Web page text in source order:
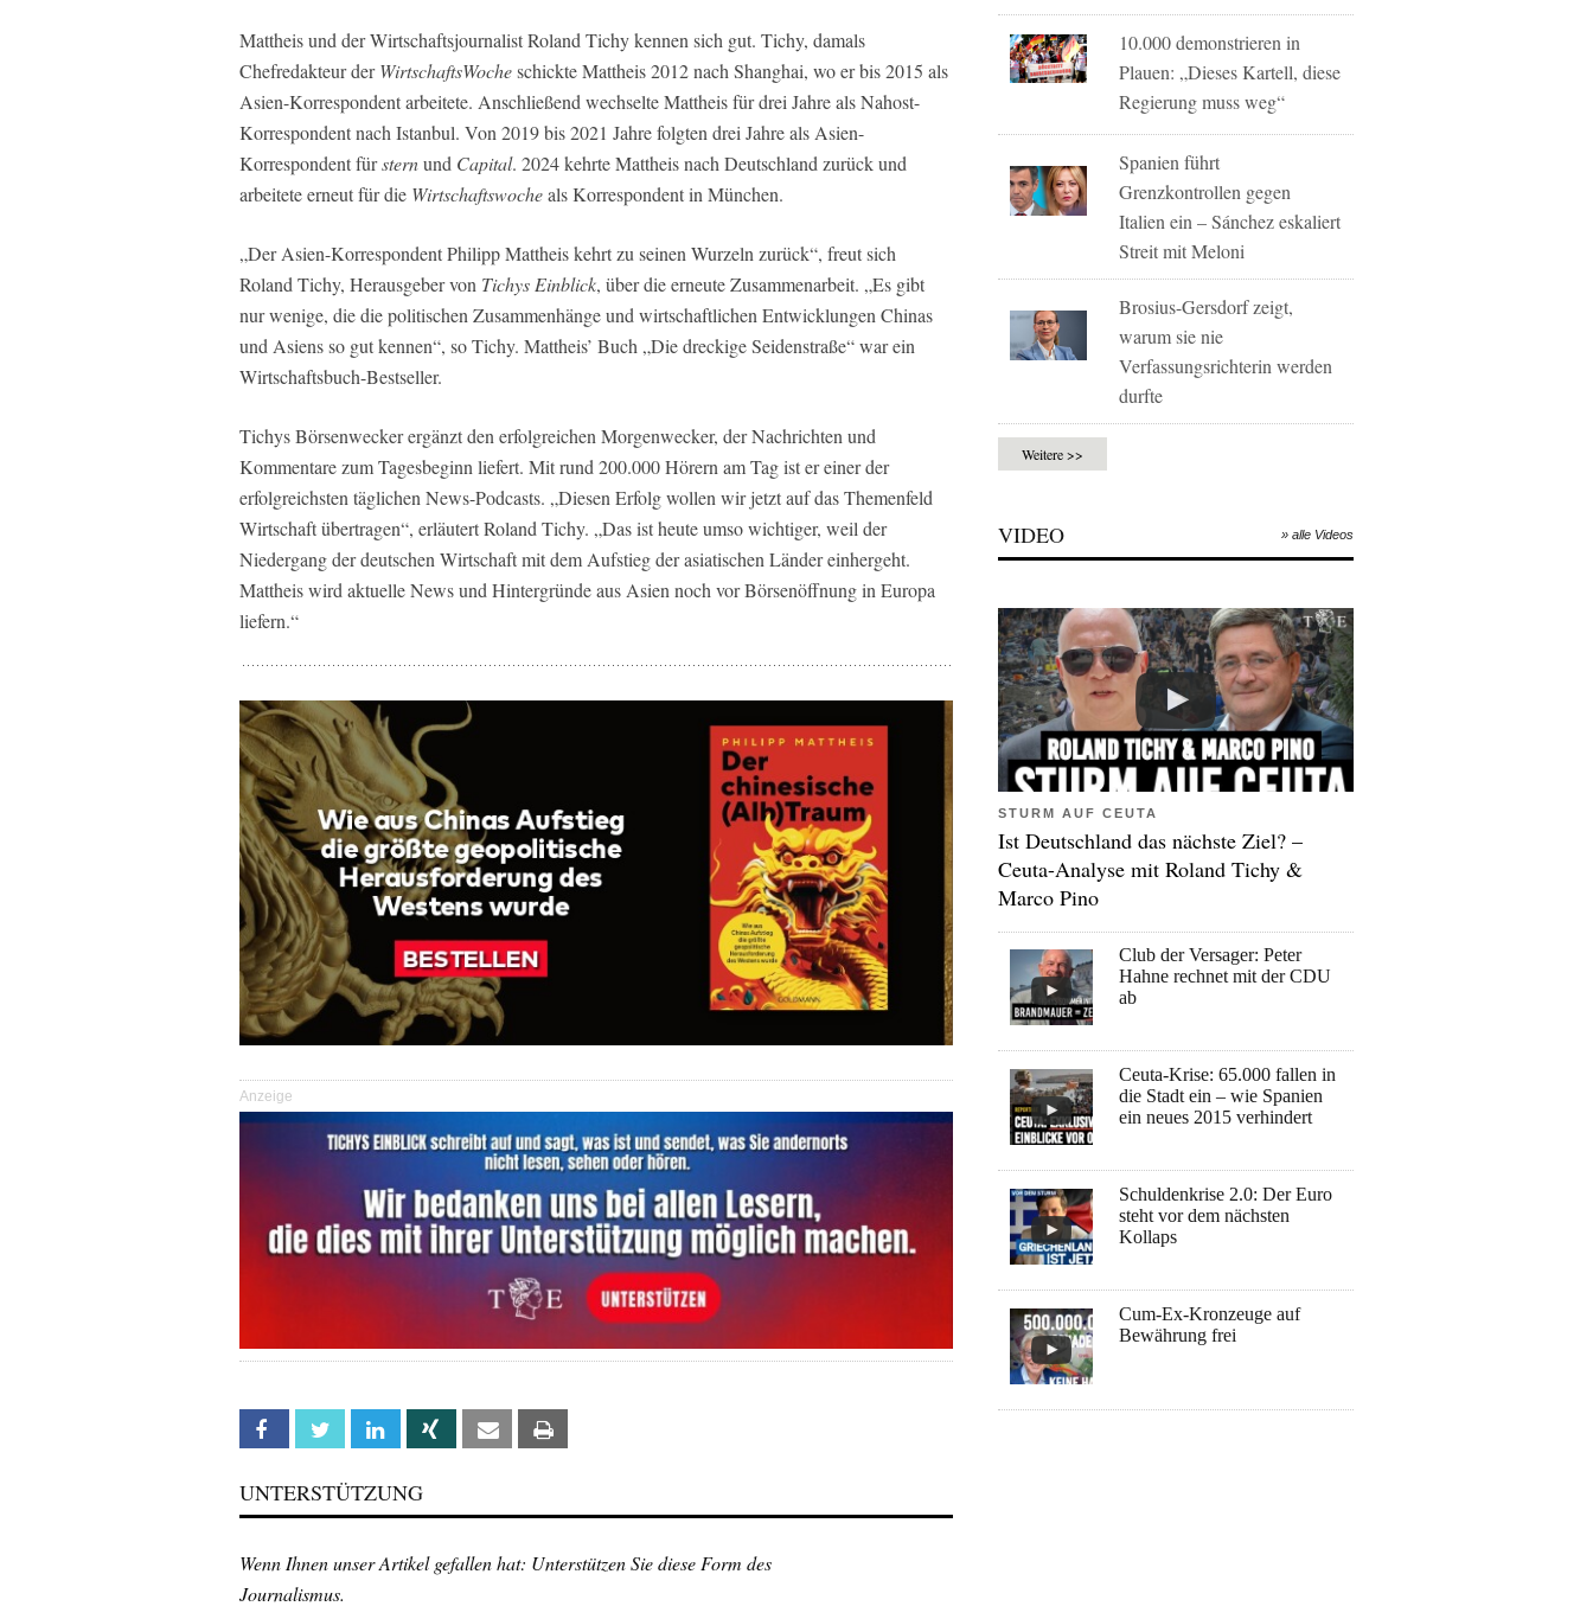
Mattheis und der Wirtschaftsjournalist Roland Tichy kennen sich gut. Tichy, damals
Chefredakteur derWirtschaftsWocheschickte Mattheis 2012 nach Shanghai, wo er bis 2015 als
Asien-Korrespondent arbeitete. Anschließend wechselte Mattheis für drei Jahre als Nahost-
Korrespondent nach Istanbul. Von 2019 bis 2021 Jahre folgten drei Jahre als Asien-
Korrespondent fürsternund Capital. 2024 kehrte Mattheis nach Deutschland zurück und
arbeitete erneut für die Wirtschaftswocheals Korrespondent in München.
„Der Asien-Korrespondent Philipp Mattheis kehrt zu seinen Wurzeln zurück“, freut sich
Roland Tichy, Herausgeber von Tichys Einblick, über die erneute Zusammenarbeit. „Es gibt
nur wenige, die die politischen Zusammenhänge und wirtschaftlichen Entwicklungen Chinas
und Asiens so gut kennen“, so Tichy. Mattheis’ Buch „Die dreckige Seidenstraße“ war ein
Wirtschaftsbuch-Bestseller.
Tichys Börsenwecker ergänzt den erfolgreichen Morgenwecker, der Nachrichten und
Kommentare zum Tagesbeginn liefert. Mit rund 200.000 Hörern am Tag ist er einer der
erfolgreichsten täglichen News-Podcasts. „Diesen Erfolg wollen wir jetzt auf das Themenfeld
Wirtschaft übertragen“, erläutert Roland Tichy. „Das ist heute umso wichtiger, weil der
Niedergang der deutschen Wirtschaft mit dem Aufstieg der asiatischen Länder einhergeht.
Mattheis wird aktuelle News und Hintergründe aus Asien noch vor Börsenöffnung in Europa
liefern.“
Anzeige
Facebook Twitter Linkedin Xing Email
UNTERSTÜTZUNG
Wenn Ihnen unser Artikel gefallen hat: Unterstützen Sie diese Form des
Journalismus.
10.000 demonstrieren in
Plauen: „Dieses Kartell, diese
Regierung muss weg“
Spanien führt
Grenzkontrollen gegen
Italien ein – Sánchez eskaliert
Streit mit Meloni
Brosius-Gersdorf zeigt,
warum sie nie
Verfassungsrichterin werden
durfte
Weitere >>
VIDEO » alle Videos
STURM AUF CEUTA
Ist Deutschland das nächste Ziel? –
Ceuta-Analyse mit Roland Tichy &
Marco Pino
Club der Versager: Peter
Hahne rechnet mit der CDU
ab
Ceuta-Krise: 65.000 fallen in
die Stadt ein – wie Spanien
ein neues 2015 verhindert
Schuldenkrise 2.0: Der Euro
steht vor dem nächsten
Kollaps
Cum-Ex-Kronzeuge auf
Bewährung frei